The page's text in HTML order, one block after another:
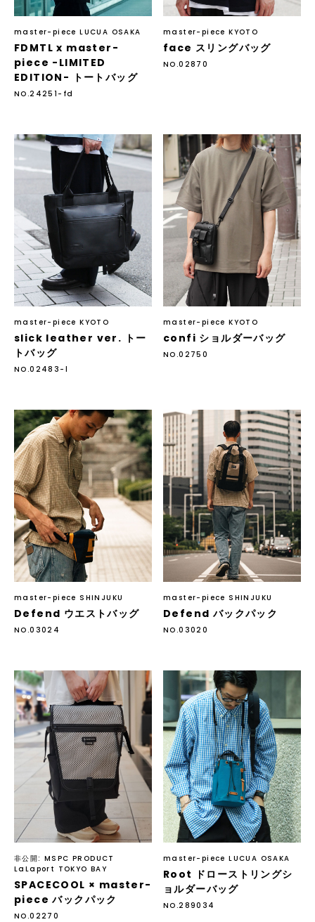
master-piece LUCUA OSAKA
FDMTL x master-
piece -LIMITED
EDITION- トートバッグ
NO.24251-fd
master-piece KYOTO
face スリングバッグ
NO.02870
master-piece KYOTO
slick leather ver. トー
トバッグ
NO.02483-l
master-piece KYOTO
confi ショルダーバッグ
NO.02750
master-piece SHINJUKU
Defend ウエストバッグ
NO.03024
master-piece SHINJUKU
Defend バックパック
NO.03020
非公開: MSPC PRODUCT
LaLaport TOKYO BAY
SPACECOOL × master-
piece バックパック
NO.02270
master-piece LUCUA OSAKA
Root ドローストリングシ
ョルダーバッグ
NO.289034